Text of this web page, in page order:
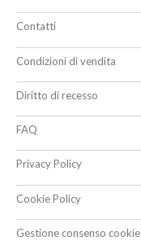
Contatti
Condizioni di vendita
Diritto di recesso
FAQ
Privacy Policy
Cookie Policy
Gestione consenso cookie